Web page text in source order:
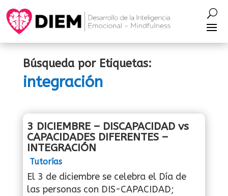
Búsqueda por Etiquetas:
integración
3 DICIEMBRE – DISCAPACIDAD vs
CAPACIDADES DIFERENTES –
INTEGRACIÓN
Tutorías
El 3 de diciembre se celebra el Día de
las personas con DIS-CAPACIDAD;